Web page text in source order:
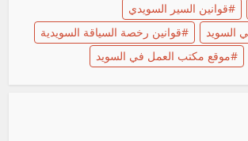
قوانين السير السويدي
السويد
قوانين رخصة السياقة السويدية
موقع مكتب العمل في السويد